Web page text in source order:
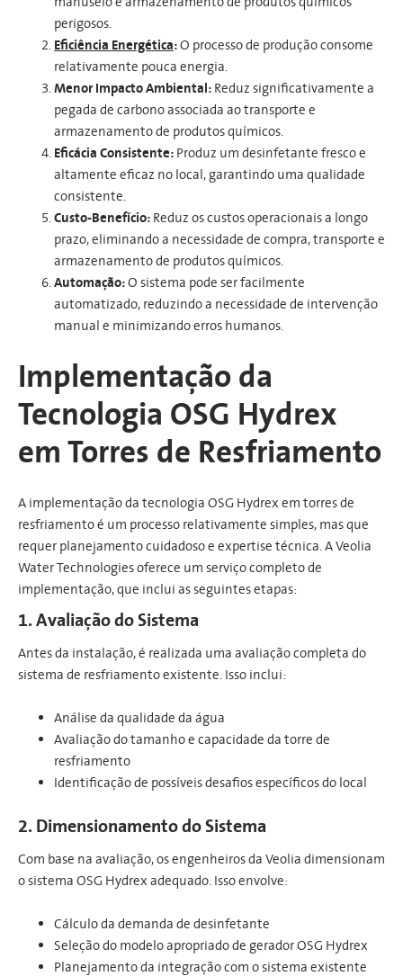
perigosos.
Eficiência Energética:O processo de produção consome
relativamente pouca energia.
Menor Impacto Ambiental:Reduz significativamente a
pegada de carbono associada ao transporte e
armazenamento de produtos químicos.
Eficácia Consistente:Produz um desinfetante fresco e
altamente eficaz no local, garantindo uma qualidade
consistente.
Custo-Benefício:Reduz os custos operacionais a longo
prazo, eliminando a necessidade de compra, transporte e
armazenamento de produtos químicos.
Automação:O sistema pode ser facilmente
automatizado, reduzindo a necessidade de intervenção
manual e minimizando erros humanos.
Implementação da
Tecnologia OSG Hydrex
em Torres de Resfriamento
A implementação da tecnologia OSG Hydrex em torres de
resfriamento é um processo relativamente simples, mas que
requer planejamento cuidadoso e expertise técnica. A Veolia
Water Technologies oferece um serviço completo de
implementação, que inclui as seguintes etapas:
1. Avaliação do Sistema
Antes da instalação, é realizada uma avaliação completa do
sistema de resfriamento existente. Isso inclui:
Análise da qualidade da água
Avaliação do tamanho e capacidade da torre de
resfriamento
Identificação de possíveis desafios específicos do local
2. Dimensionamento do Sistema
Com base na avaliação, os engenheiros da Veolia dimensionam
o sistema OSG Hydrex adequado. Isso envolve:
Cálculo da demanda de desinfetante
Seleção do modelo apropriado de gerador OSG Hydrex
Planejamento da integração com o sistema existente